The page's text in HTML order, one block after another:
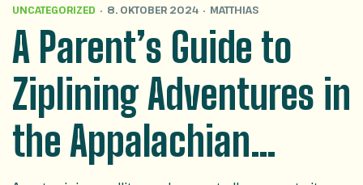
UNCATEGORIZED 8. OKTOBER 2024 MATTHIAS
A Parent’s Guide to
Ziplining Adventures in
the Appalachian